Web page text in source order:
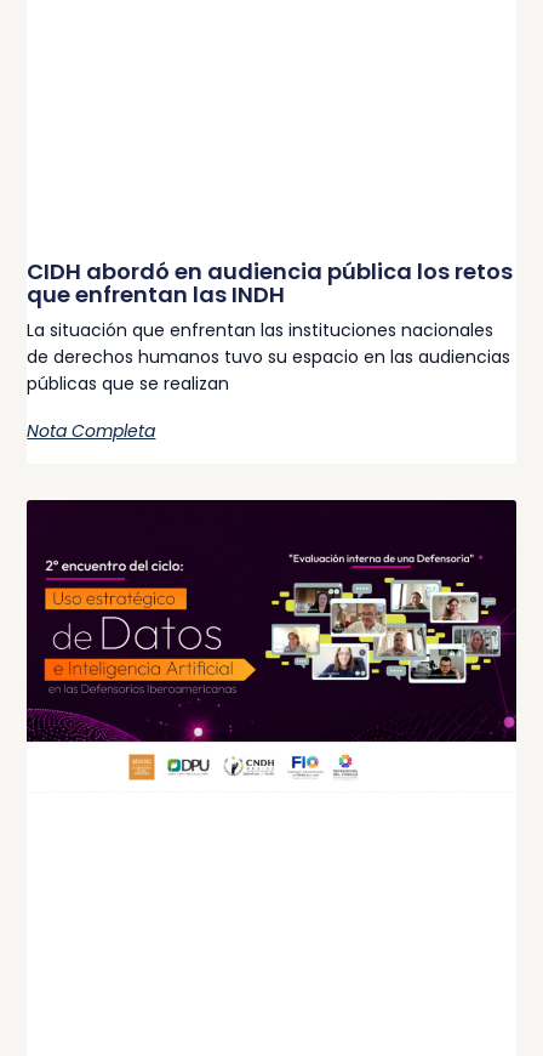
CIDH abordó en audiencia pública los retos
que enfrentan las INDH
La situación que enfrentan las instituciones nacionales
de derechos humanos tuvo su espacio en las audiencias
públicas que se realizan
Nota Completa